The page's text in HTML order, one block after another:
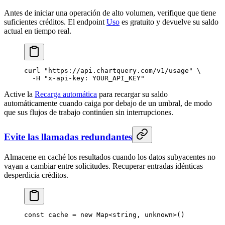
Antes de iniciar una operación de alto volumen, verifique que tiene
suficientes créditos. El endpoint Uso es gratuito y devuelve su saldo
actual en tiempo real.
curl "https://api.chartquery.com/v1/usage"
\
  -H
"x-api-key: YOUR_API_KEY"
Active la Recarga automática para recargar su saldo
automáticamente cuando caiga por debajo de un umbral, de modo
que sus flujos de trabajo continúen sin interrupciones.
Evite las llamadas redundantes
Almacene en caché los resultados cuando los datos subyacentes no
vayan a cambiar entre solicitudes. Recuperar entradas idénticas
desperdicia créditos.
const cache = new Map<string , unknown>()